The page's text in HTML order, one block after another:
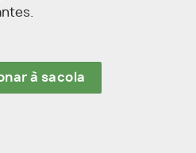
quantidade
à sacola